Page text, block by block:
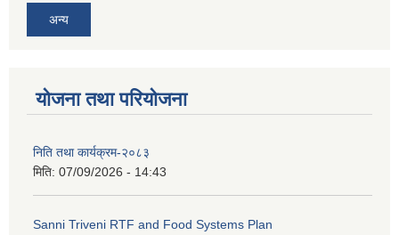
अन्य
योजना तथा परियोजना
निति तथा कार्यक्रम-२०८३
मिति: 07/09/2026 - 14:43
Sanni Triveni RTF and Food Systems Plan